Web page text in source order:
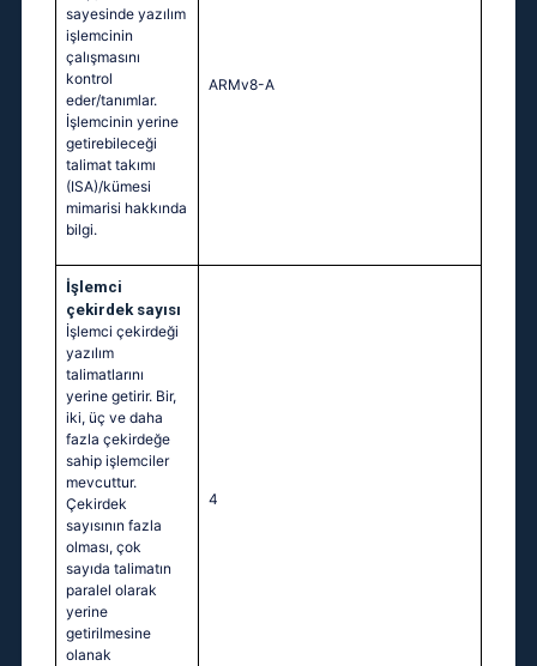
sayesinde yazılım
işlemcinin
çalışmasını
kontrol
eder/tanımlar.
İşlemcinin yerine
getirebileceği
talimat takımı
(ISA)/kümesi
mimarisi hakkında
bilgi.
ARMv8-A
İşlemci
çekirdek sayısı
İşlemci çekirdeği
yazılım
talimatlarını
yerine getirir. Bir,
iki, üç ve daha
fazla çekirdeğe
sahip işlemciler
mevcuttur.
Çekirdek
sayısının fazla
olması, çok
sayıda talimatın
paralel olarak
yerine
getirilmesine
olanak
4